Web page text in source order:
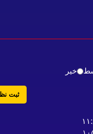
خیر
ثبت نظر